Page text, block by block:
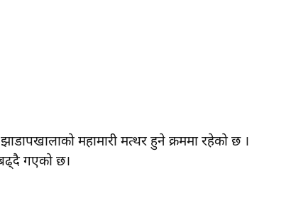
महामारी मत्थर हुने क्रममा रहेको छ ।
गएको छ।